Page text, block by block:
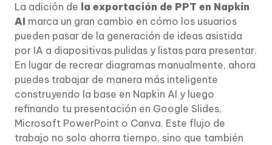
La adición de la exportación de PPT en Napkin
AI marca un gran cambio en cómo los usuarios
pueden pasar de la generación de ideas asistida
por IA a diapositivas pulidas y listas para presentar.
En lugar de recrear diagramas manualmente, ahora
puedes trabajar de manera más inteligente
construyendo la base en Napkin AI y luego
refinando tu presentación en Google Slides,
Microsoft PowerPoint o Canva. Este flujo de
trabajo no solo ahorra tiempo, sino que también